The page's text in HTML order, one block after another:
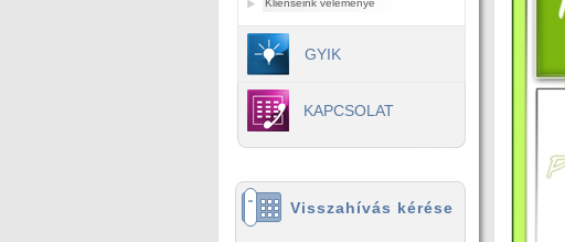
Klienseink véleménye
GYIK
KAPCSOLAT
Visszahívás kérése